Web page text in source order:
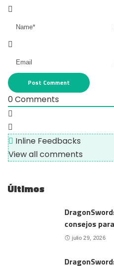
0Comments
Inline Feedbacks
View all comments
Últimos
consejos
julio 29, 2026